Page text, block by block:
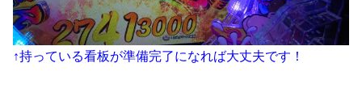
↑持っている看板が準備完了になれば大丈夫です！